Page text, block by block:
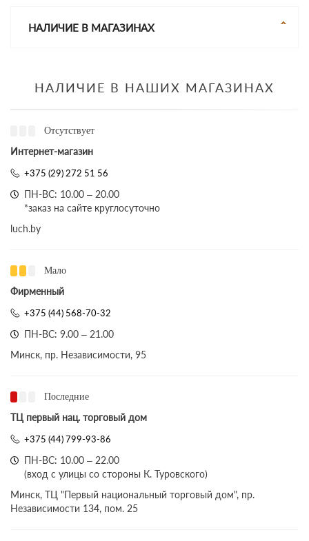
НАЛИЧИЕ В МАГАЗИНАХ
НАЛИЧИЕ В НАШИХ МАГАЗИНАХ
Отсутствует
Интернет-магазин
+375 (29) 272 51 56
ПН-ВС: 10.00 – 20.00
*заказ на сайте круглосуточно
luch.by
Мало
Фирменный
+375 (44) 568-70-32
ПН-ВС: 9.00 – 21.00
Минск, пр. Независимости, 95
Последние
ТЦ первый нац. торговый дом
+375 (44) 799-93-86
ПН-ВС: 10.00 – 22.00
(вход с улицы со стороны К. Туровского)
Минск, ТЦ "Первый национальный торговый дом", пр.
Независимости 134, пом. 25